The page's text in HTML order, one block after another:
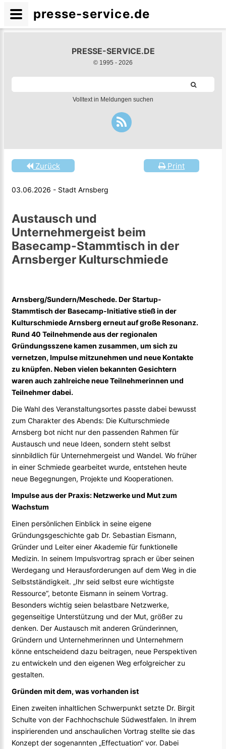
PRESSE-SERVICE.DE
© 1995 - 2026
Volltext in Meldungen suchen
Print
Zurück
03.06.2026 - Stadt Arnsberg
Austausch und
Unternehmergeist beim
Basecamp-Stammtisch in der
Arnsberger Kulturschmiede
Arnsberg/Sundern/Meschede. Der Startup-
Stammtisch der Basecamp-Initiative stieß in der
Kulturschmiede Arnsberg erneut auf große Resonanz.
Rund 40 Teilnehmende aus der regionalen
Gründungsszene kamen zusammen, um sich zu
vernetzen, Impulse mitzunehmen und neue Kontakte
zu knüpfen. Neben vielen bekannten Gesichtern
waren auch zahlreiche neue Teilnehmerinnen und
Teilnehmer dabei.
Die Wahl des Veranstaltungsortes passte dabei bewusst
zum Charakter des Abends: Die Kulturschmiede
Arnsberg bot nicht nur den passenden Rahmen für
Austausch und neue Ideen, sondern steht selbst
sinnbildlich für Unternehmergeist und Wandel. Wo früher
in einer Schmiede gearbeitet wurde, entstehen heute
neue Begegnungen, Projekte und Kooperationen.
Impulse aus der Praxis: Netzwerke und Mut zum
Wachstum
Einen persönlichen Einblick in seine eigene
Gründungsgeschichte gab Dr. Sebastian Eismann,
Gründer und Leiter einer Akademie für funktionelle
Medizin. In seinem Impulsvortrag sprach er über seinen
Werdegang und Herausforderungen auf dem Weg in die
Selbstständigkeit. „Ihr seid selbst eure wichtigste
Ressource“, betonte Eismann in seinem Vortrag.
Besonders wichtig seien belastbare Netzwerke,
gegenseitige Unterstützung und der Mut, größer zu
denken. Der Austausch mit anderen Gründerinnen,
Gründern und Unternehmerinnen und Unternehmern
könne entscheidend dazu beitragen, neue Perspektiven
zu entwickeln und den eigenen Weg erfolgreicher zu
gestalten.
Gründen mit dem, was vorhanden ist
Einen zweiten inhaltlichen Schwerpunkt setzte Dr. Birgit
Schulte von der Fachhochschule Südwestfalen. In ihrem
inspirierenden und anschaulichen Vortrag stellte sie das
Konzept der sogenannten „Effectuation“ vor. Dabei
presse-service.de